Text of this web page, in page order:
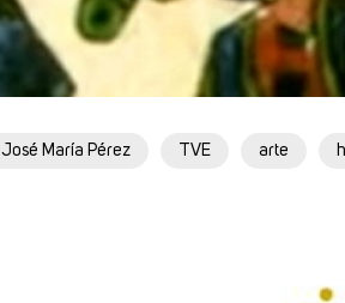
José María Pérez TVE arte